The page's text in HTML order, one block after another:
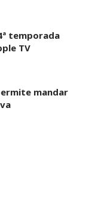
temporada
TV
mandar